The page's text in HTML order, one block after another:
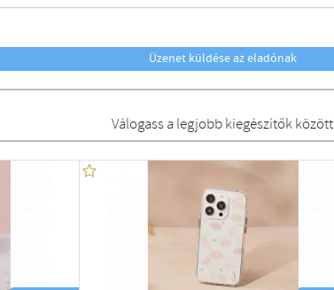
Üzenet küldése az eladónak
Válogass a legjobb kiegészítők között